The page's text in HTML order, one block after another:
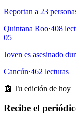
Reportan a 23
Quintana Roo·408
05
Joven es asesinado
Cancún·462 lecturas
📰 Tu edición de hoy
Recibe el